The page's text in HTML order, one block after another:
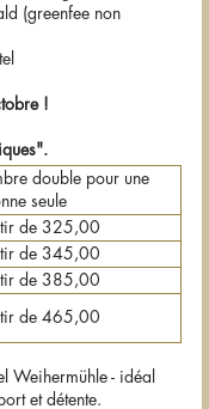
(greenfee non
!
double pour une
seule
de 325,00
de 345,00
de 385,00
de 465,00
Weihermühle - idéal
et détente.